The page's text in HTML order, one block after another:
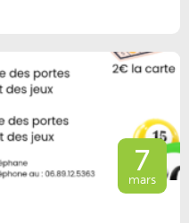
7
mars